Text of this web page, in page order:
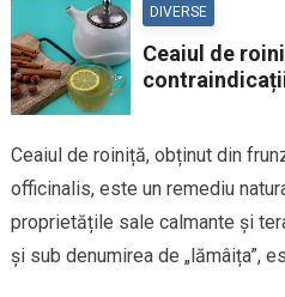
DIVERSE
Ceaiul de
Ceaiul de roiniță, obținut din
officinalis, este un remediu
proprietățile sale calmante și
și sub denumirea de „lămâița”,